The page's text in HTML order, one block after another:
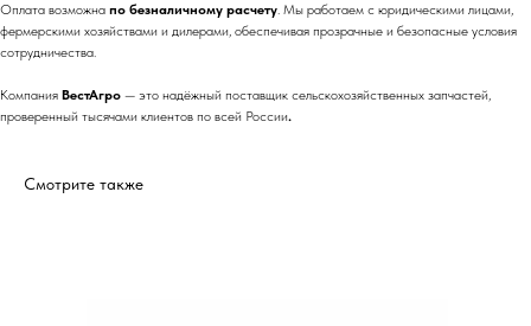
Оплата возможна по безналичному расчету. Мы работаем с юридическими лицами,
фермерскими хозяйствами и дилерами, обеспечивая прозрачные и безопасные условия
сотрудничества.
Компания ВестАгро — это надёжный поставщик сельскохозяйственных запчастей,
проверенный тысячами клиентов по всей России.
Смотрите также